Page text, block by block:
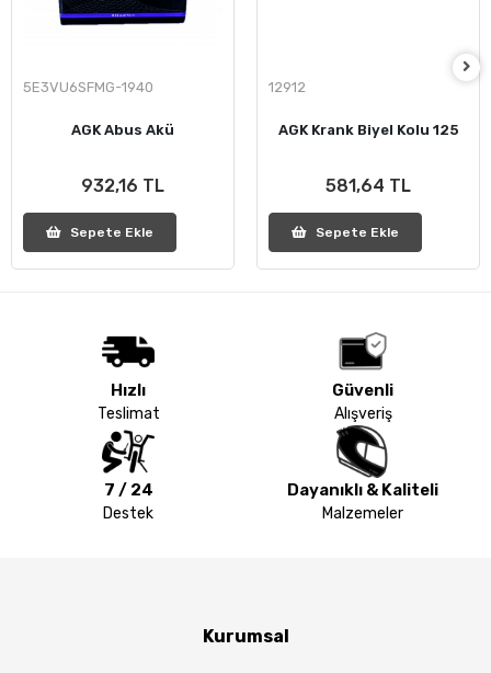
5E3VU6SFMG-1940
AGK Abus Akü
932,16 TL
Sepete Ekle
12912
AGK Krank Biyel Kolu 125
581,64 TL
Sepete Ekle
Hızlı
Teslimat
Güvenli
Alışveriş
7 / 24
Destek
Dayanıklı & Kaliteli
Malzemeler
Kurumsal